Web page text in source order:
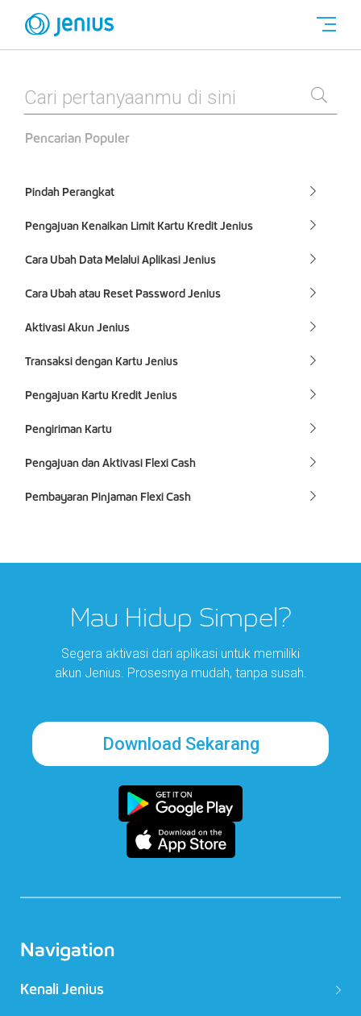
Pencarian Populer
Pindah Perangkat
Pengajuan Kenaikan Limit Kartu Kredit Jenius
Cara Ubah Data Melalui Aplikasi Jenius
Cara Ubah atau Reset Password Jenius
Aktivasi Akun Jenius
Transaksi dengan Kartu Jenius
Pengajuan Kartu Kredit Jenius
Pengiriman Kartu
Pengajuan dan Aktivasi Flexi Cash
Pembayaran Pinjaman Flexi Cash
Mau Hidup Simpel?
Segera aktivasi dari aplikasi untuk memiliki
akun Jenius. Prosesnya mudah, tanpa susah.
Download Sekarang
Navigation
Kenali Jenius